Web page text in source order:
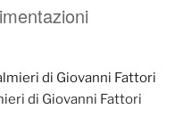
di Giovanni Fattori